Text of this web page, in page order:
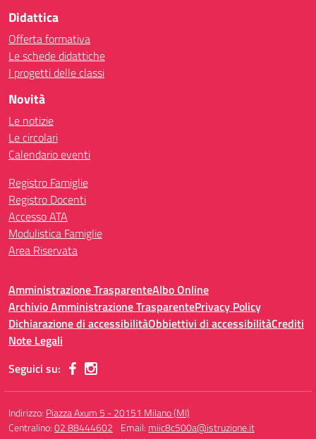
Didattica
Offerta formativa
Le schede didattiche
I progetti delle classi
Novità
Le notizie
Le circolari
Calendario eventi
Registro Famiglie
Registro Docenti
Accesso ATA
Modulistica Famiglie
Area Riservata
Amministrazione TrasparenteAlbo Online
Archivio Amministrazione TrasparentePrivacy Policy
Dichiarazione di accessibilitàObbiettivi di accessibilitàCrediti
Note Legali
Seguici su:
Indirizzo: Piazza Axum 5 - 20151 Milano (MI)
Centralino:02 88444602 Email: miic8c500a@istruzione.it